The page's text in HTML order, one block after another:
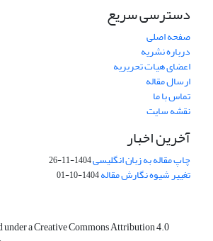
دسترسی سریع
صفحه اصلی
درباره نشریه
اعضای هیات تحریریه
ارسال مقاله
تماس با ما
نقشه سایت
آخرین اخبار
چاپ مقاله به زبان انگلیسی1404-11-26
تغییر شیوه نگارش مقاله1404-10-01
a Creative Commons Attribution 4.0